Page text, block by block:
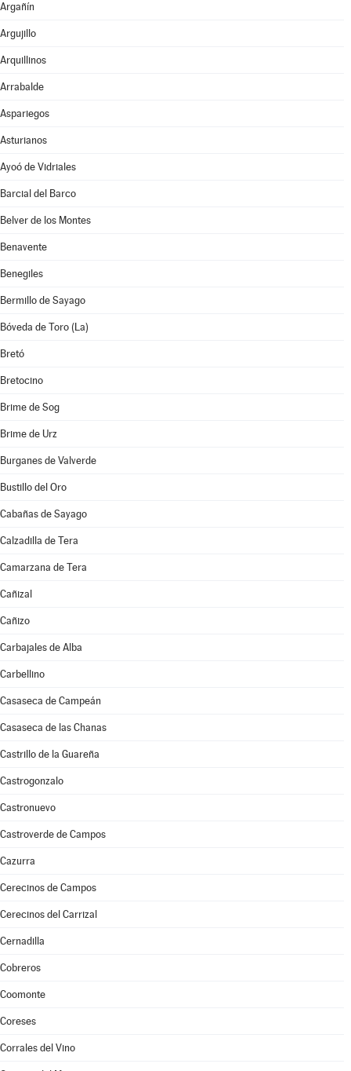
Argañín
Argujillo
Arquillinos
Arrabalde
Aspariegos
Asturianos
Ayoó de Vidriales
Barcial del Barco
Belver de los Montes
Benavente
Benegiles
Bermillo de Sayago
Bóveda de Toro (La)
Bretó
Bretocino
Brime de Sog
Brime de Urz
Burganes de Valverde
Bustillo del Oro
Cabañas de Sayago
Calzadilla de Tera
Camarzana de Tera
Cañizal
Cañizo
Carbajales de Alba
Carbellino
Casaseca de Campeán
Casaseca de las Chanas
Castrillo de la Guareña
Castrogonzalo
Castronuevo
Castroverde de Campos
Cazurra
Cerecinos de Campos
Cerecinos del Carrizal
Cernadilla
Cobreros
Coomonte
Coreses
Corrales del Vino